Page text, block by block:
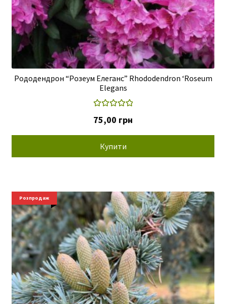
Рододендрон “Розеум Елеганс” Rhododendron ‘Roseum
Elegans
5.00з 5
75,00 грн
Купити
Розпродаж